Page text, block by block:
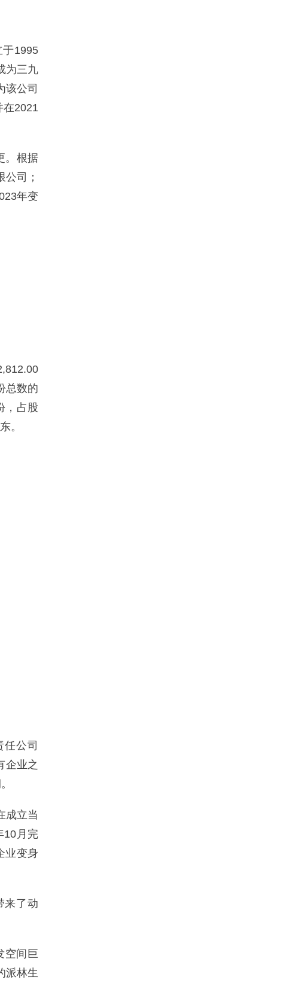
1995
为三九
公司
在2021
。根据
司；
年变
总数的
，占股
。
公司
企业之
成立当
10月完
业变身
来了动
空间巨
派林生